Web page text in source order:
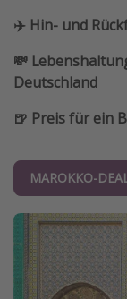
✈️ Hin- und
💸
Deutschland
🍺 Preis für ein
MAROKKO-